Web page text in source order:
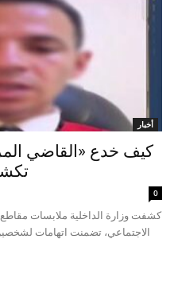
أخبار
كيف خدع «القاضي
0
كشفت وزارة الداخلية ملابسات
الاجتماعي، تضمنت اتهامات